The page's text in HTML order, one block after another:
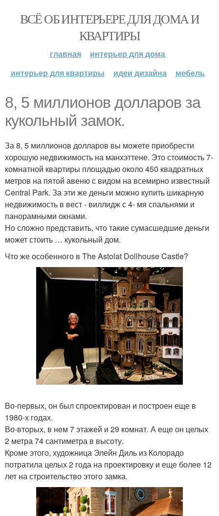
ВСЁ ОБ ИНТЕРЬЕРЕ ДЛЯ ДОМА И
КВАРТИРЫ
главная
интерьер для дома
интерьер для квартиры
идеи дизайна мебель
8, 5 миллионов долларов за
кукольный замок.
За 8, 5 миллионов долларов вы можете приобрести
хорошую недвижимость на манхэттене. Это стоимость 7-
комнатной квартиры площадью около 450 квадратных
метров на пятой авеню с видом на всемирно известный
Central Park. За эти же деньги можно купить шикарную
недвижимость в вест - виллидж с 4- мя спальнями и
панорамными окнами.
Но сложно представить, что такие сумасшедшие деньги
может стоить … кукольный дом.
Что же особенного в The Astolat Dollhouse Castle?
Во-первых, он был спроектирован и построен еще в
1980-х годах.
Во-вторых, в нем 7 этажей и 29 комнат. А еще он целых
2 метра 74 сантиметра в высоту.
Кроме этого, художница Элейн Диль из Колорадо
потратила целых 2 года на проектировку и еще более 12
лет на строительство этого замка.